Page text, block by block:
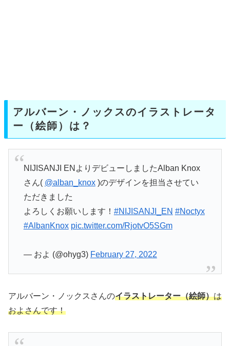
アルバーン・ノックスのイラストレータ
ー（絵師）は？
NIJISANJI ENよりデビューしましたAlban Knox
さん( @alban_knox)のデザインを担当させてい
ただきました
よろしくお願いします！ #NIJISANJI_EN #Noctyx
#AlbanKnox pic.twitter.com/RjotvO5SGm
— およ (@ohyg3) February 27, 2022
アルバーン・ノックスさんのイラストレーター（絵師）は
およさんです！